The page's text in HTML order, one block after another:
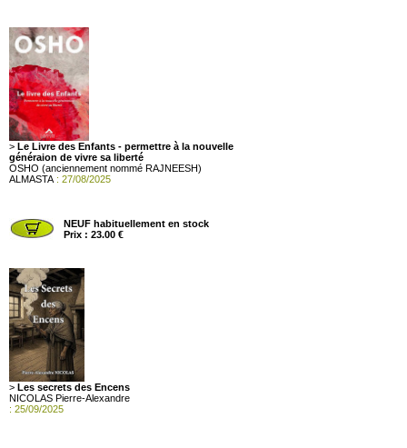
> Le Livre des Enfants - permettre à la nouvelle
généraion de vivre sa liberté
OSHO (anciennement nommé RAJNEESH)
ALMASTA : 27/08/2025
NEUF habituellement en stock
Prix : 23.00 €
> Les secrets des Encens
NICOLAS Pierre-Alexandre
: 25/09/2025